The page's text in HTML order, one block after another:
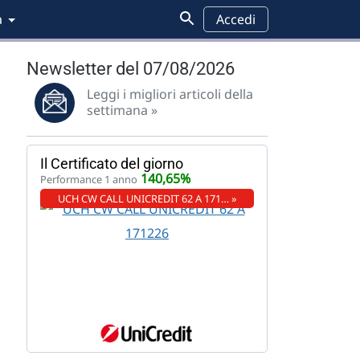
Accedi
Newsletter del 07/08/2026
Leggi i migliori articoli della
settimana »
Il Certificato del giorno
Performance 1 anno 140,65%
UCH CW CALL UNICREDIT 62 A 171… »